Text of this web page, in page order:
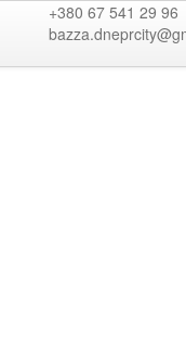
+380 67 541 29 96